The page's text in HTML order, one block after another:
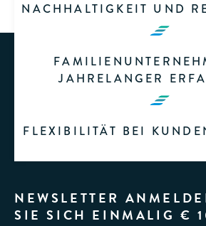
NACHHALTIGKEIT UND
JAHRELANGER
FLEXIBILITÄT BEI
NEWSLETTER
SIE SICH EINMALIG €